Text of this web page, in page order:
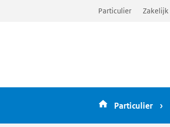
Particulier Zakelijk
Particulier